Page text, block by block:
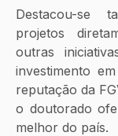
Destacou-se
projetos
outras
investimento
reputação da
o doutorado
melhor do país.